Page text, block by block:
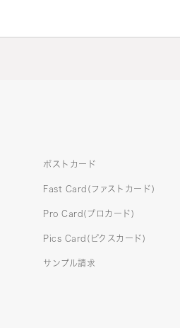
ポストカード
Fast Card(ファストカード)
Pro Card(プロカード)
Pics Card(ピクスカード)
サンプル請求